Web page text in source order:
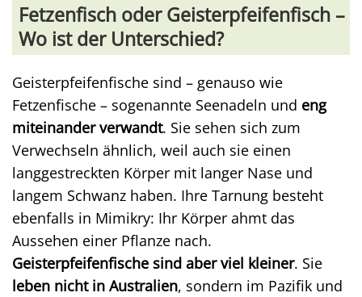
Fetzenfisch oder Geisterpfeifenfisch –
Wo ist der Unterschied?
Geisterpfeifenfische sind – genauso wie
Fetzenfische – sogenannte Seenadeln und eng
miteinander verwandt. Sie sehen sich zum
Verwechseln ähnlich, weil auch sie einen
langgestreckten Körper mit langer Nase und
langem Schwanz haben. Ihre Tarnung besteht
ebenfalls in Mimikry: Ihr Körper ahmt das
Aussehen einer Pflanze nach.
Geisterpfeifenfische sind aber viel kleiner. Sie
leben nicht in Australien, sondern im Pazifik und